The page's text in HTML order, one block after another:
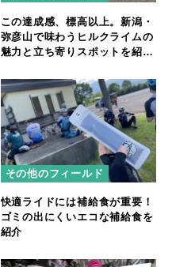
この達成感、標高以上。新潟・
弥彦山で味わうヒルクライムの
魅力と立ち寄りスポットを紹
その他のフィールド
快適ライドには補給食が重要！
ゴミの出にくいエコな補給食を
紹介